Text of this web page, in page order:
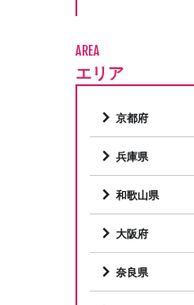
AREA
エリア
京都府
兵庫県
和歌山県
大阪府
奈良県